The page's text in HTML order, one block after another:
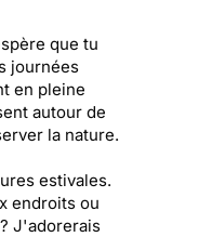
que tu
journées
en pleine
autour de
la nature.
estivales.
endroits ou
J'adorerais